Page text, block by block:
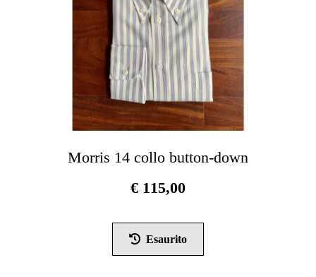
pagina
del
prodotto
Morris 14 collo button-down
€ 115,00
Esaurito
ha